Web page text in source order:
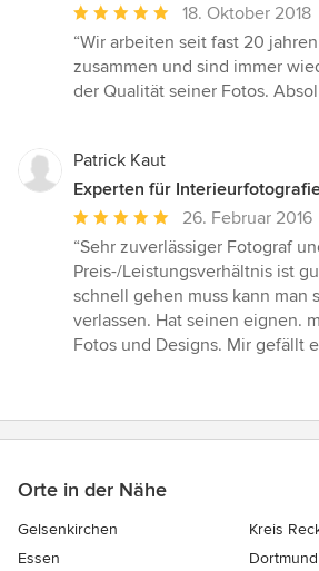
Durchschnittliche
Bewertung:
5
von
18. Oktober 2018
“Wir arbeiten seit fast 20
zusammen und sind immer
der Qualität seiner Fotos.
Patrick Kaut
Experten für
Durchschnittliche
Bewertung:
5
von
5
Sternen
26. Februar 2016
“Sehr zuverlässiger Fotograf
Preis-/Leistungsverhältnis ist
schnell gehen muss kann man
verlassen. Hat seinen eignen.
Fotos und Designs. Mir gefällt
Orte in der Nähe
Gelsenkirchen
Kreis
Essen
Dortmund